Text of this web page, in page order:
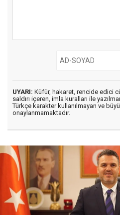
UYARI: Küfür, hakaret, rencide edici
saldırı içeren, imla kuralları ile
Türkçe karakter kullanılmayan ve
onaylanmamaktadır.